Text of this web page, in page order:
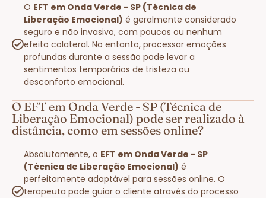
O EFT em Onda Verde - SP (Técnica de
Liberação Emocional) é geralmente considerado
seguro e não invasivo, com poucos ou nenhum
efeito colateral. No entanto, processar emoções
profundas durante a sessão pode levar a
sentimentos temporários de tristeza ou
desconforto emocional.
O EFT em Onda Verde - SP (Técnica de
Liberação Emocional) pode ser realizado à
distância, como em sessões online?
Absolutamente, o EFT em Onda Verde - SP
(Técnica de Liberação Emocional) é
perfeitamente adaptável para sessões online. O
terapeuta pode guiar o cliente através do processo